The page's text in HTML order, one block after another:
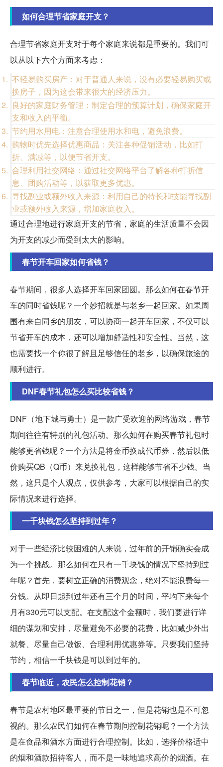
如何合理节省家庭开支？
合理节省家庭开支对于每个家庭来说都是重要的。我们可
以从以下六个方面来考虑：
不轻易购买房产：对于普通人来说，没有必要轻易购买或
换房子，因为这会带来很大的经济压力。
良好的家庭财务管理：制定合理的预算计划，确保家庭开
支和收入的平衡。
节约用水用电：注意合理使用水和电，避免浪费。
购物时优先选择优惠商品：关注各种促销活动，比如打
折、满减等，以便节省开支。
合理利用社交网络：通过社交网络平台了解各种打折信
息、团购活动等，以获取更多优惠。
寻找副业或额外收入来源：利用自己的特长和技能寻找副
业或额外收入来源，增加家庭收入。
通过合理地进行家庭开支的节省，家庭的生活质量不会因
为开支的减少而受到太大的影响。
春节开车回家如何省钱？
春节期间，很多人选择开车回家团圆。那么如何在春节开
车的同时省钱呢？一个妙招就是与老乡一起回家。如果周
围有来自同乡的朋友，可以协商一起开车回家，不仅可以
节省开车的成本，还可以增加舒适性和安全性。当然，这
也需要找一个你很了解且足够信任的老乡，以确保旅途的
顺利进行。
DNF春节礼包怎么买比较省钱？
DNF（地下城与勇士）是一款广受欢迎的网络游戏，春节
期间往往有特别的礼包活动。那么如何在购买春节礼包时
能够更省钱呢？一个方法是将金币换成代币券，然后以低
价购买QB（Q币）来兑换礼包，这样能够节省不少钱。当
然，这只是个人观点，仅供参考，大家可以根据自己的实
际情况来进行选择。
一千块钱怎么坚持到过年？
对于一些经济比较困难的人来说，过年前的开销确实会成
为一个挑战。那么如何在只有一千块钱的情况下坚持到过
年呢？首先，要树立正确的消费观念，绝对不能浪费每一
分钱。从即日起到过年还有三个月的时间，平均下来每个
月有330元可以支配。在支配这个金额时，我们要进行详
细的谋划和安排，尽量避免不必要的花费，比如减少外出
就餐、尽量自己做饭、合理利用优惠券等。只要我们坚持
节约，相信一千块钱是可以到过年的。
春节临近，农民怎么控制花销？
春节是农村地区最重要的节日之一，但是花销也是不可忽
视的。那么农民们如何在春节期间控制花销呢？一个方法
是在食品和酒水方面进行合理控制。比如，选择价格适中
的烟和酒款招待客人，而不是一味地追求高价的烟酒。在